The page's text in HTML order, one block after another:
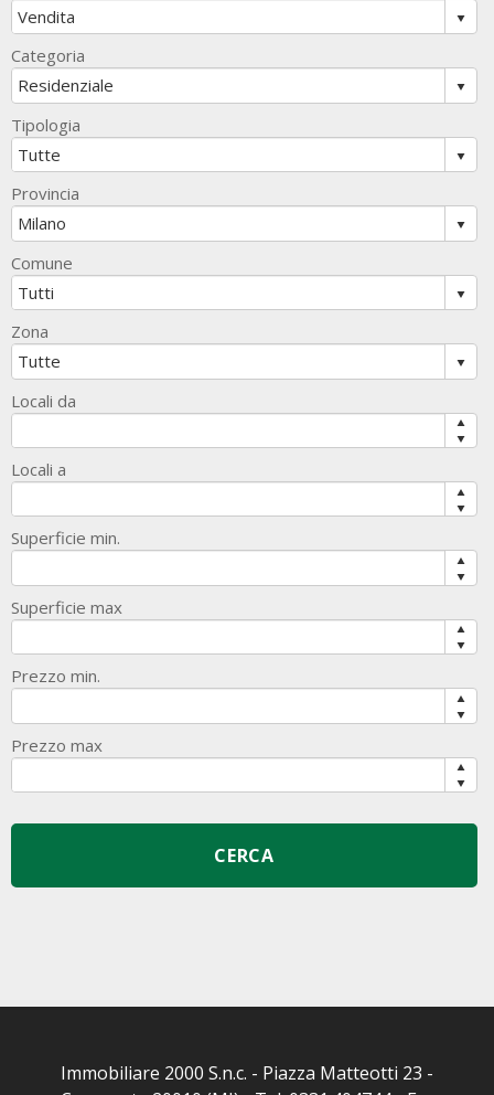
Categoria
Tipologia
Provincia
Comune
Zona
Locali da
Locali a
Superficie min.
Superficie max
Prezzo min.
Prezzo max
Immobiliare 2000 S.n.c. - Piazza Matteotti 23 -